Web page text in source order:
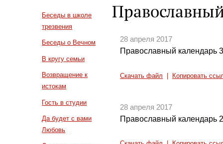
Беседы в школе
трезвения
Беседы о Вечном
В кругу семьи
Возвращение к
истокам
Гость в студии
Да будет с вами
Любовь
28 апреля 2017
Православный календарь
Скачать файл Копировать
28 апреля 2017
Православный календарь